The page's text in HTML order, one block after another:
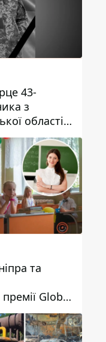
43-
з
області
та
Global
2026